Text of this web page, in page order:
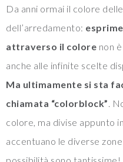
Da anni ormai il colore
dell’arredamento:
attraverso il colore non
anche alle infinite scelte
Ma ultimamente si sta
chiamata “colorblock”.
colore, ma divise appunto
accentuano le diverse